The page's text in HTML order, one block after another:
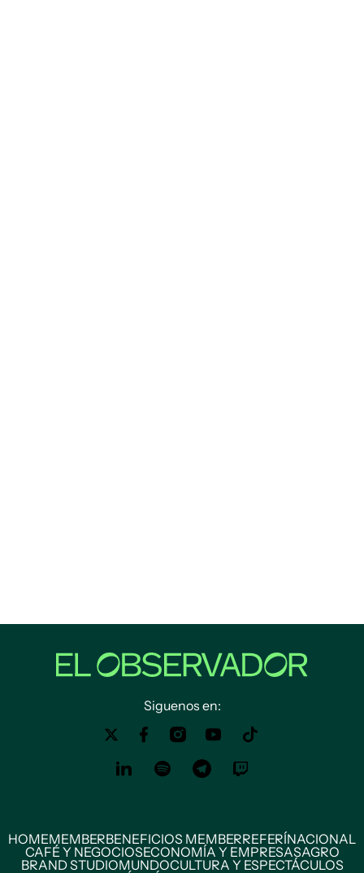
Siguenos en:
HOMEMEMBERBENEFICIOS MEMBERREFERÍNACIONAL
CAFÉ Y NEGOCIOSECONOMÍA Y EMPRESASAGRO
BRAND STUDIOMUNDOCULTURA Y ESPECTÁCULOS